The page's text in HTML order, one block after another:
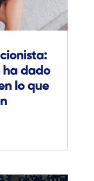
ha dado
lo que